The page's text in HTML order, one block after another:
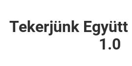
Tekerjünk
1.0